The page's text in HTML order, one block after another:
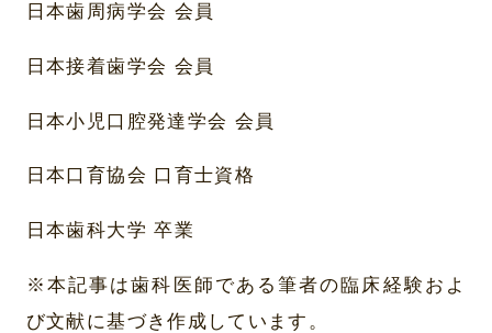
日本歯周病学会 会員
日本接着歯学会 会員
日本小児口腔発達学会 会員
日本口育協会 口育士資格
日本歯科大学 卒業
※本記事は歯科医師である筆者の臨床経験およ
び文献に基づき作成しています。